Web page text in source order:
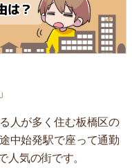
」
人が多く住む板橋区の
中始発駅で座って通勤
人気の街です。